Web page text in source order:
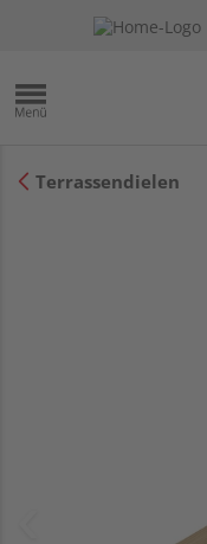
Terrassendielen